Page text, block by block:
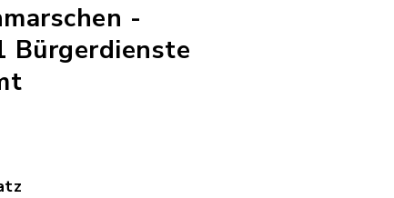
-
Bürgerdienste